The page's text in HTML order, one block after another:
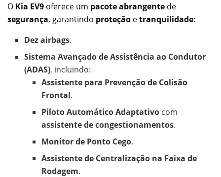
O Kia EV9 oferece um pacote abrangente de
segurança, garantindo proteção etranquilidade:
Dez airbags.
Sistema Avançado de Assistência ao Condutor
(ADAS), incluindo:
Assistente para Prevenção de Colisão
Frontal.
Piloto Automático Adaptativocom
assistente de congestionamentos.
Monitor de Ponto Cego.
Assistente de Centralização na Faixa de
Rodagem.